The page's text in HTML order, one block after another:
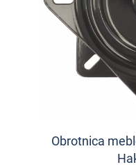
Obrotnica